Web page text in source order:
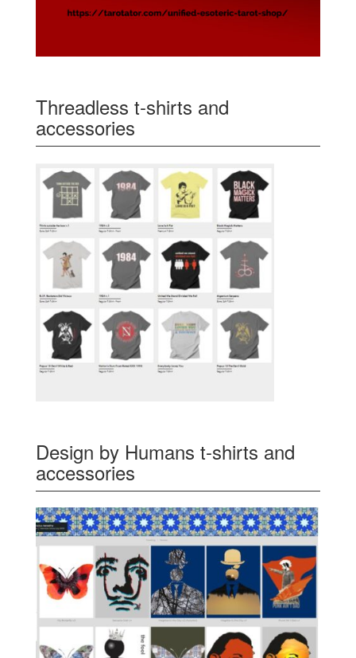
Threadless t-shirts and
accessories
Design by Humans t-shirts and
accessories